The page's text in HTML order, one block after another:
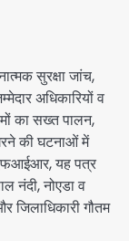
सुरक्षा जांच,
अधिकारियों व
का सख्त पालन,
की घटनाओं में
यह पत्र
नंदी, नोएडा व
गौतम